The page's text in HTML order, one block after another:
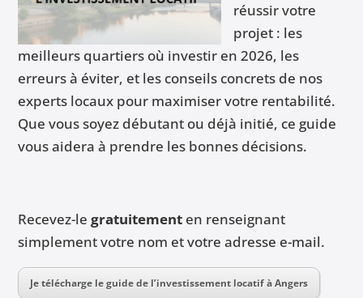
réussir votre
projet : les
meilleurs quartiers où investir en 2026, les
erreurs à éviter, et les conseils concrets de nos
experts locaux pour maximiser votre rentabilité.
Que vous soyez débutant ou déjà initié, ce guide
vous aidera à prendre les bonnes décisions.
Recevez-legratuitement en renseignant
simplement votre nom et votre adresse e-mail.
Je télécharge le guide de l’investissement locatif à Angers